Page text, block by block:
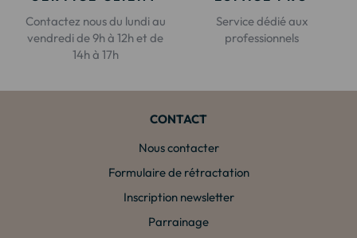
Contactez nous du lundi au
vendredi de 9h à 12h et de
14h à 17h
Service dédié aux
professionnels
CONTACT
Nous contacter
Formulaire de rétractation
Inscription newsletter
Parrainage